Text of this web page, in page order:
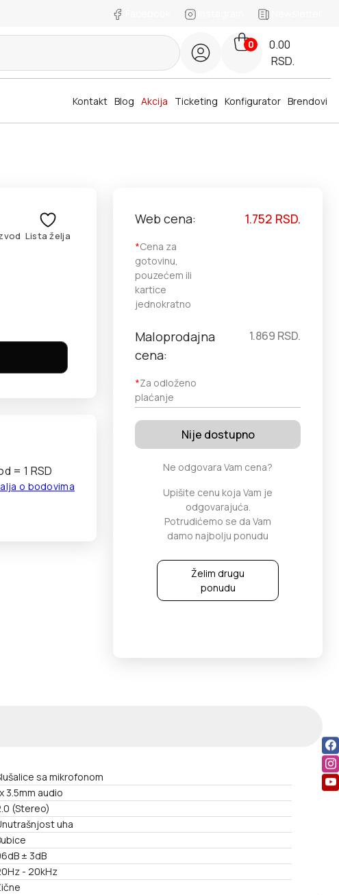
Instagram Newsletter
0
0.00
RSD.
Brendovi
Blog Akcija
Kontakt Ticketing Konfigurator
Lista želja
= 1 RSD
o bodovima
Web cena:
*Cena za
gotovinu,
pouzećem ili
kartice
jednokratno
1.752 RSD.
Maloprodajna
cena:
*Za odloženo
plaćanje
1.869 RSD.
Nije dostupno
Ne odgovara Vam cena?
Upišite cenu koja Vam je
odgovarajuća.
Potrudićemo se da Vam
damo najbolju ponudu
Želim drugu
ponudu
sa mikrofonom
3.5mm audio
(Stereo)
uha
± 3dB
- 20kHz